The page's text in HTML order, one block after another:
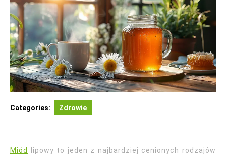
Categories: Zdrowie
Miód
lipowy to jeden z najbardziej cenionych rodzajów